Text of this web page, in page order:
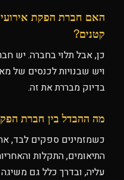
האם חברת הפקת
קטנים?
כן, אבל תלוי בחברה. יש
בדיוק מבררת את זה.
מה ההבדל בין חברת
כשמזמינים ספקים לבד,
התיאומים, התקלות
עליה, ובדרך כלל גם